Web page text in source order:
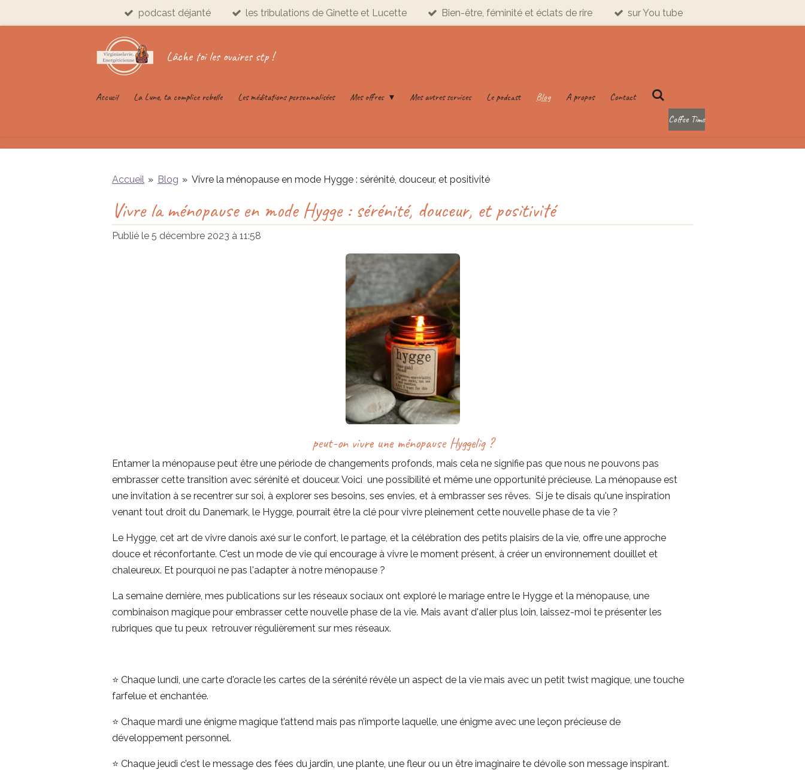
podcast déjanté les tribulations de Ginette et Lucette Bien-être, féminité et éclats de rire sur You tube
Lâche toi les ovaires stp !
Accueil La Lune, ta complice rebelle Les méditations personnalisées Mes offres Mes autres services Le podcast Blog A propos
Contact
Coffee Time
Accueil » Blog » Vivre la ménopause en mode Hygge : sérénité, douceur, et positivité
Vivre la ménopause en mode Hygge : sérénité, douceur, et positivité
Publié le 5 décembre 2023 à 11:58
peut-on vivre une ménopause Hyggelig ?
Entamer la ménopause peut être une période de changements profonds, mais cela ne signifie pas que nous ne pouvons pas
embrasser cette transition avec sérénité et douceur. Voici une possibilité et même une opportunité précieuse. La ménopause est
une invitation à se recentrer sur soi, à explorer ses besoins, ses envies, et à embrasser ses rêves. Si je te disais qu'une inspiration
venant tout droit du Danemark, le Hygge, pourrait être la clé pour vivre pleinement cette nouvelle phase de ta vie ?
Le Hygge, cet art de vivre danois axé sur le confort, le partage, et la célébration des petits plaisirs de la vie, offre une approche
douce et réconfortante. C'est un mode de vie qui encourage à vivre le moment présent, à créer un environnement douillet et
chaleureux. Et pourquoi ne pas l'adapter à notre ménopause ?
La semaine dernière, mes publications sur les réseaux sociaux ont exploré le mariage entre le Hygge et la ménopause, une
combinaison magique pour embrasser cette nouvelle phase de la vie. Mais avant d'aller plus loin, laissez-moi te présenter les
rubriques que tu peux retrouver régulièrement sur mes réseaux.
⭐ Chaque lundi, une carte d'oracle les cartes de la sérénité révèle un aspect de la vie mais avec un petit twist magique, une touche
farfelue et enchantée.
⭐ Chaque mardi une énigme magique t’attend mais pas n’importe laquelle, une énigme avec une leçon précieuse de
développement personnel.
⭐ Chaque jeudi c’est le message des fées du jardin, une plante, une fleur ou un être imaginaire te dévoile son message inspirant.